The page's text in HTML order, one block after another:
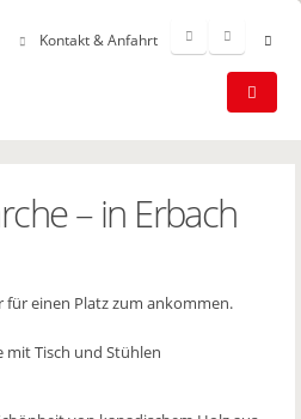
Kontakt & Anfahrt
– in Erbach
für einen Platz zum ankommen.